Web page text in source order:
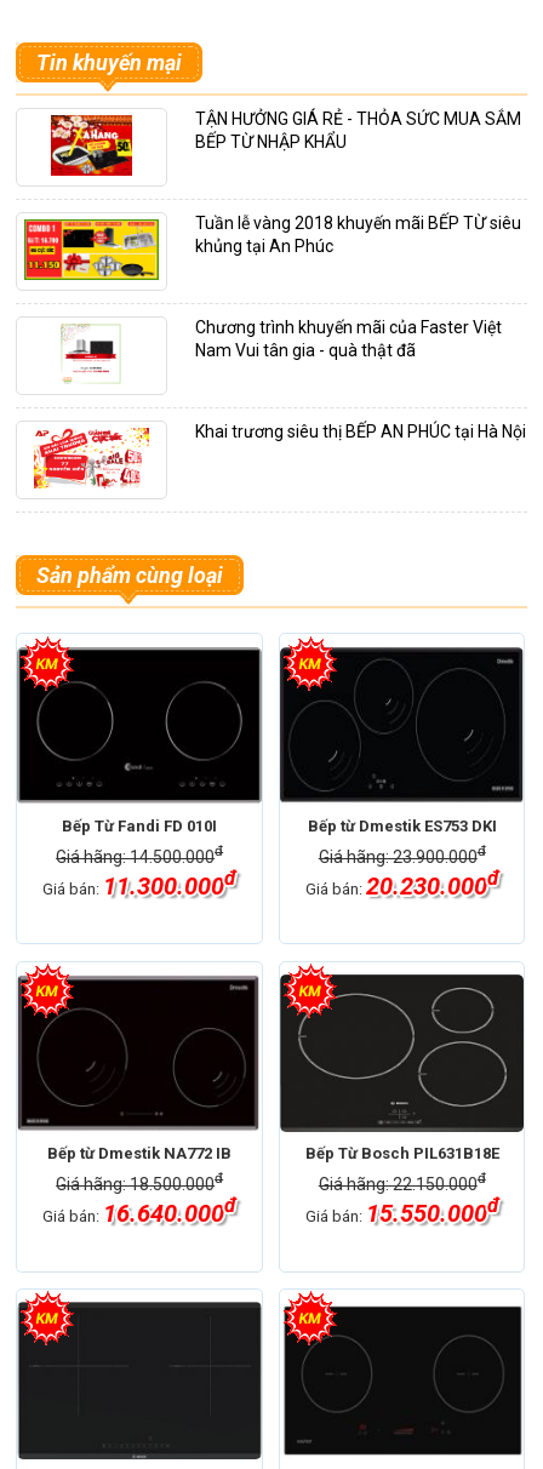
Tin khuyến mại
TẬN HƯỞNG GIÁ RẺ - THỎA SỨC MUA SẮM
BẾP TỪ NHẬP KHẨU
Tuần lễ vàng 2018 khuyến mãi BẾP TỪ siêu
khủng tại An Phúc
Chương trình khuyến mãi của Faster Việt
Nam Vui tân gia - quà thật đã
Khai trương siêu thị BẾP AN PHÚC tại Hà Nội
Sản phẩm cùng loại
Bếp Từ Fandi FD 010I
Giá hãng: 14.500.000đ
Giá bán: 11.300.000đ
Bếp từ Dmestik ES753 DKI
Giá hãng: 23.900.000đ
Giá bán: 20.230.000đ
Bếp từ Dmestik NA772 IB
Giá hãng: 18.500.000đ
Giá bán: 16.640.000đ
Bếp Từ Bosch PIL631B18E
Giá hãng: 22.150.000đ
Giá bán: 15.550.000đ